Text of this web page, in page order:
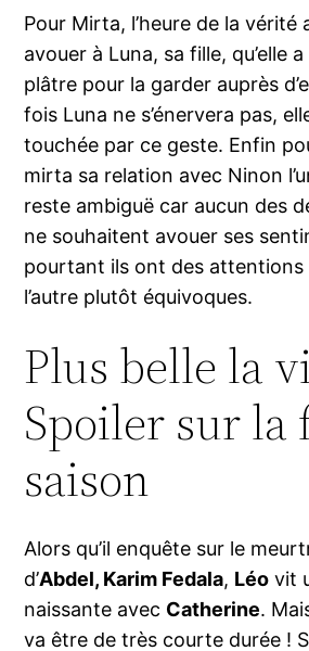
Pour Mirta, l’heure de la vérité
avouer à Luna, sa fille, qu’elle
plâtre pour la garder auprès
fois Luna ne s’énervera pas,
touchée par ce geste. Enfin
mirta sa relation avec Ninon
reste ambiguë car aucun des
ne souhaitent avouer ses
pourtant ils ont des attentions
l’autre plutôt équivoques.
Plus belle la
Spoiler sur la
saison
Alors qu’il enquête sur le
d’Abdel, Karim Fedala, Léo vit
naissante avec Catherine.
va être de très courte durée !